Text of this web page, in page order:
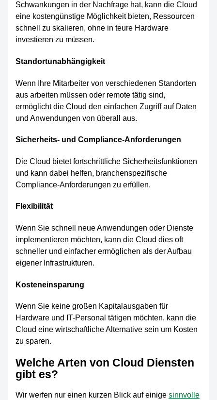
Schwankungen in der Nachfrage hat, kann die Cloud
eine kostengünstige Möglichkeit bieten, Ressourcen
schnell zu skalieren, ohne in teure Hardware
investieren zu müssen.
Standortunabhängigkeit
Wenn Ihre Mitarbeiter von verschiedenen Standorten
aus arbeiten müssen oder remote tätig sind,
ermöglicht die Cloud den einfachen Zugriff auf Daten
und Anwendungen von überall aus.
Sicherheits- und Compliance-Anforderungen
Die Cloud bietet fortschrittliche Sicherheitsfunktionen
und kann dabei helfen, branchenspezifische
Compliance-Anforderungen zu erfüllen.
Flexibilität
Wenn Sie schnell neue Anwendungen oder Dienste
implementieren möchten, kann die Cloud dies oft
schneller und einfacher ermöglichen als der Aufbau
eigener Infrastrukturen.
Kosteneinsparung
Wenn Sie keine großen Kapitalausgaben für
Hardware und IT-Personal tätigen möchten, kann die
Cloud eine wirtschaftliche Alternative sein um Kosten
zu sparen.
Welche Arten von Cloud Diensten
gibt es?
Wir werfen nur einen kurzen Blick auf einige sinnvolle